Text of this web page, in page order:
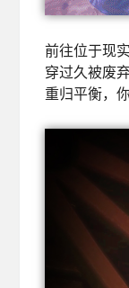
前往位于现
穿过久被废
重归平衡，